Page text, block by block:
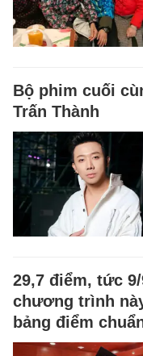
Bộ phim cuối
Trấn Thành
29,7 điểm, tức
chương trình
bảng điểm